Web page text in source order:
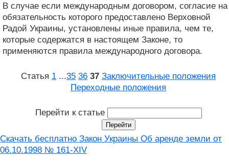
В случае если международным договором, согласие на
обязательность которого предоставлено Верховной
Радой Украины, установлены иные правила, чем те,
которые содержатся в настоящем Законе, то
применяются правила международного договора.
Статья 1 ...35 36 37 Заключительные положения
Переходные положения
Перейти к статье
Скачать бесплатно Закон Украины Об аренде земли от
06.10.1998 № 161-XIV